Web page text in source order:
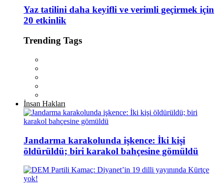
Yaz tatilini daha keyifli ve verimli geçirmek için
20 etkinlik
Trending Tags
İnsan Hakları
Jandarma karakolunda işkence: İki kişi
öldürüldü; biri karakol bahçesine gömüldü